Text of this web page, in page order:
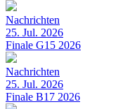
Nachrichten
25. Jul. 2026
Finale G15 2026
Nachrichten
25. Jul. 2026
Finale B17 2026